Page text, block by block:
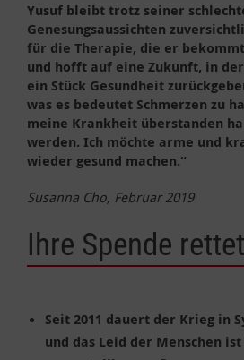
Yusuf bleibt trotz seiner
Genesungsaussichten
für die Therapie, die er
und hofft auf eine Zukunft, in
ein Stück Gesundheit
was es bedeutet Schmerzen zu
meine Krankheit überstanden
werden. Ich möchte arme und
wieder gesund machen.“
Susanna Cho, Februar 2019
Ihre Spende
Seit 2011 dauert der Krieg in
und das Leid der Menschen